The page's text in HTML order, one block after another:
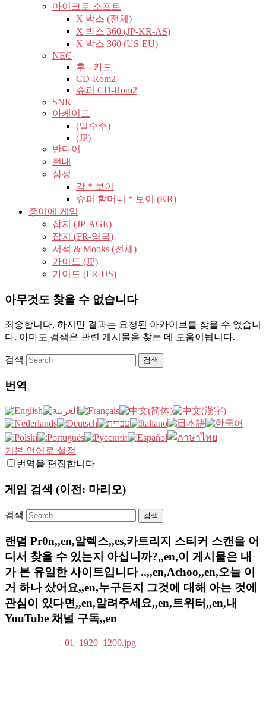
마이크로 소프트
X 박스 (전체)
X 박스 360 (JP-KR-AS)
X 박스 360 (US-EU)
NEC
후 - 카드
CD-Rom2
슈퍼 CD-Rom2
SNK
아케이드
(밀수주)
(JP)
반다이
현대
삼성
감 * 보이
슈퍼 할머니 * 보이 (KR)
종이에 게임
잡지 (JP-AGE)
잡지 (FR-영국)
서적 & Mooks (전체)
가이드 (JP)
가이드 (FR-US)
아무것도 찾을 수 없습니다
죄송합니다, 하지만 결과는 요청된 아카이브를 찾을 수 없습니
다. 아마도 검색은 관련 게시물을 찾는 데 도움이됩니다.
검색
번역
기본 언어로 설정
번역을 편집합니다
게임 검색 (이전: 마리오)
검색
랜덤 Pr0n,,en,알렉스,,es,카트리지 스티커 스캔을 어
디서 찾을 수 있는지 아십니까?,,en,이 게시물은 내
가 본 유일한 사이트입니다 ..,,en,Achoo,,en,오늘 이
거 하나 샀어요,,en,누구든지 그것에 대해 아는 것에
관심이 있다면,,en,알려주세요,,en,트위터,,en,내
YouTube 채널 구독,,en